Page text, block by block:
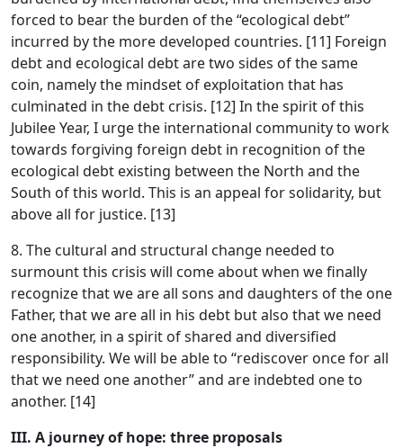
forced to bear the burden of the “ecological debt”
incurred by the more developed countries. [11] Foreign
debt and ecological debt are two sides of the same
coin, namely the mindset of exploitation that has
culminated in the debt crisis. [12] In the spirit of this
Jubilee Year, I urge the international community to work
towards forgiving foreign debt in recognition of the
ecological debt existing between the North and the
South of this world. This is an appeal for solidarity, but
above all for justice. [13]
8. The cultural and structural change needed to
surmount this crisis will come about when we finally
recognize that we are all sons and daughters of the one
Father, that we are all in his debt but also that we need
one another, in a spirit of shared and diversified
responsibility. We will be able to “rediscover once for all
that we need one another” and are indebted one to
another. [14]
III. A journey of hope: three proposals